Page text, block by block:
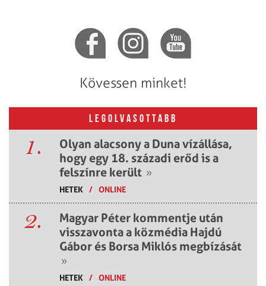
Kövessen minket!
LEGOLVASOTTABB
1.
Olyan alacsony a Duna vízállása,
hogy egy 18. századi erőd is a
felszínre került »
HETEK / ONLINE
2.
Magyar Péter kommentje után
visszavonta a közmédia Hajdú
Gábor és Borsa Miklós megbízását
»
HETEK / ONLINE